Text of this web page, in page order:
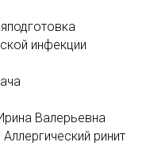
инфекции
Валерьевна
ринит